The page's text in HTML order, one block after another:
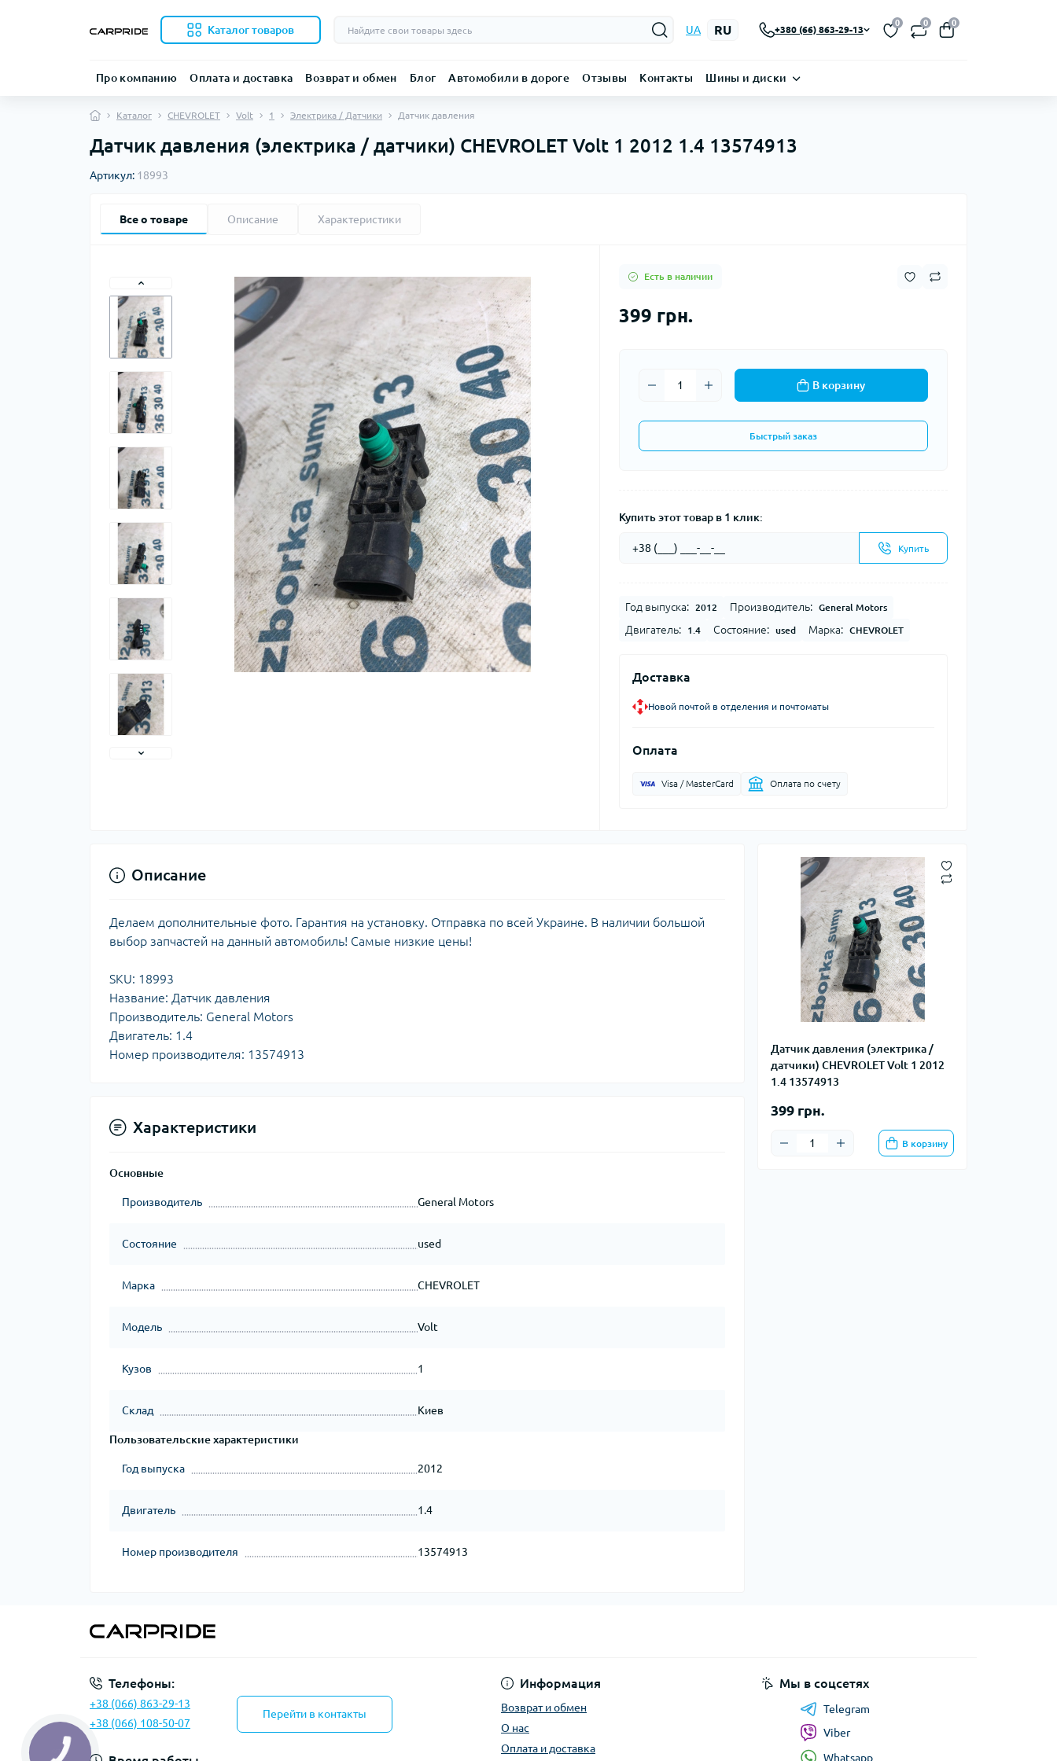
Каталог товаров UA RU +380 (66) 863-29-13
0 0 0
Про компанию Оплата и доставка Возврат и обмен Блог Автомобили в дороге Отзывы Контакты Шины и диски
Каталог CHEVROLET Volt 1 Электрика / Датчики Датчик давления
Датчик давления (электрика / датчики) CHEVROLET Volt 1 2012 1.4 13574913
Артикул: 18993
Все о товаре Описание Характеристики
Есть в наличии
399 грн.
В корзину
Быстрый заказ
Купить этот товар в 1 клик:
Купить
Год выпуска: 2012 Производитель: General Motors
Двигатель: 1.4 Состояние: used Марка: CHEVROLET
Доставка
Новой почтой в отделения и почтоматы
Оплата
Visa / MasterCard Оплата по счету
Датчик давления (электрика /
датчики) CHEVROLET Volt 1 2012
1.4 13574913
399 грн.
В корзину
Описание
Делаем дополнительные фото. Гарантия на установку. Отправка по всей Украине. В наличии большой
выбор запчастей на данный автомобиль! Самые низкие цены!
SKU: 18993
Название: Датчик давления
Производитель: General Motors
Двигатель: 1.4
Номер производителя: 13574913
Характеристики
Основные
Производитель General Motors
Состояние used
Марка CHEVROLET
Модель Volt
Кузов 1
Склад Киев
Пользовательские характеристики
Год выпуска 2012
Двигатель 1.4
Номер производителя 13574913
Телефоны:
+38 (066) 863-29-13
+38 (066) 108-50-07
Перейти в контакты
Информация
Возврат и обмен
О нас
Оплата и доставка
Мы в соцсетях
Telegram
Viber
Whatsapp